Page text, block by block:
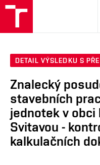
DETAIL VÝSLEDKU S
Znalecký
stavebních
jednotek v obci
Svitavou -
kalkulačních